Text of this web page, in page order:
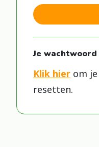
Je
Klik hier om
resetten.